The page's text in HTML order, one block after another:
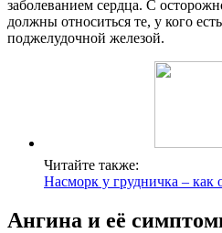
заболеванием сердца. С
должны относиться те, у кого
поджелудочной железой.
Читайте также:
Насморк у грудничка – как
Ангина и её